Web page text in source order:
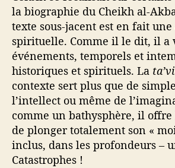
la biographie du Cheikh al-
texte sous-jacent est en fait
spirituelle. Comme il le dit, il a
événements, temporels et
historiques et spirituels. La
contexte sert plus que de
l’intellect ou même de
comme un bathysphère, il
de plonger totalement son «
inclus, dans les profondeurs –
Catastrophes !